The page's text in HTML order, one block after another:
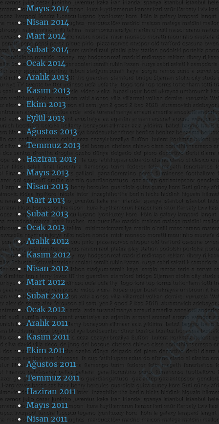
Mayıs 2014
Nisan 2014
Mart 2014
Şubat 2014
Ocak 2014
Aralık 2013
Kasım 2013
Ekim 2013
Eylül 2013
Ağustos 2013
Temmuz 2013
Haziran 2013
Mayıs 2013
Nisan 2013
Mart 2013
Şubat 2013
Ocak 2013
Aralık 2012
Kasım 2012
Nisan 2012
Mart 2012
Şubat 2012
Ocak 2012
Aralık 2011
Kasım 2011
Ekim 2011
Ağustos 2011
Temmuz 2011
Haziran 2011
Mayıs 2011
Nisan 2011